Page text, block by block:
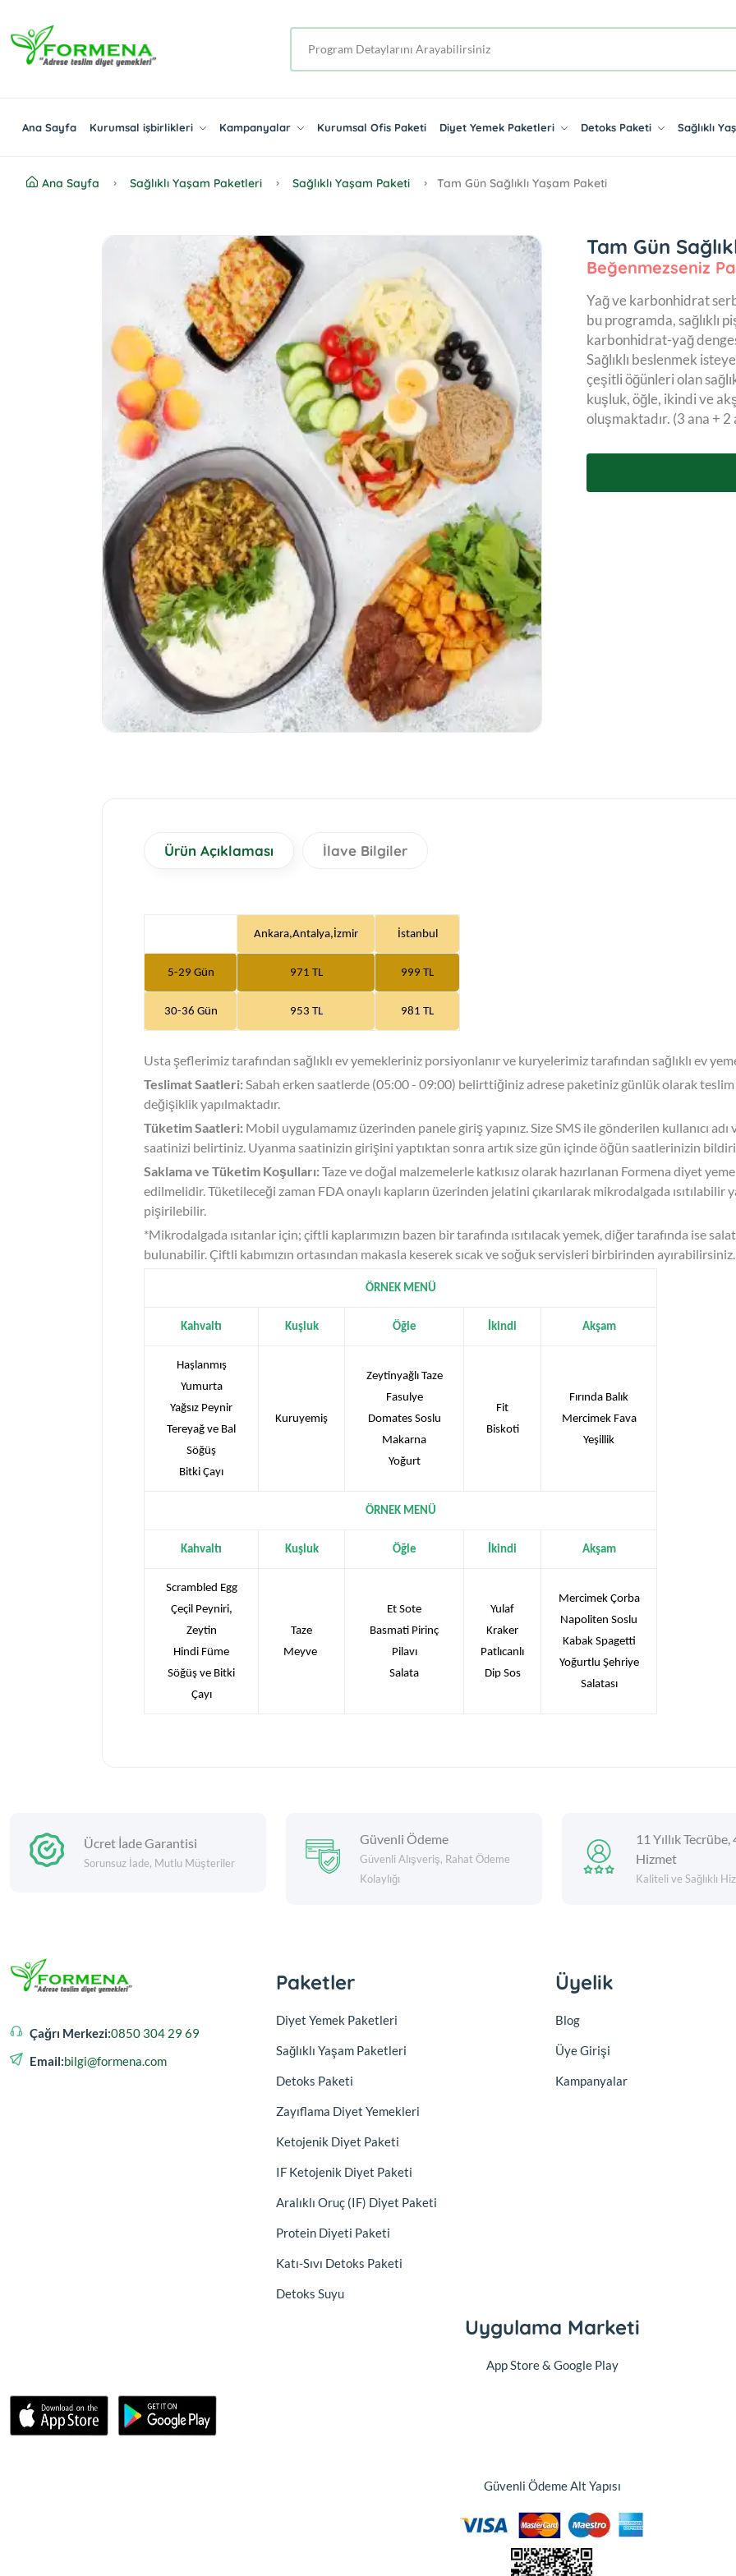
Ana Sayfa Kurumsal işbirlikleri Kampanyalar Kurumsal Ofis Paketi Diyet Yemek Paketleri Detoks Paketi Sağlıklı
Ana Sayfa Sağlıklı Yaşam Paketleri Sağlıklı Yaşam Paketi Tam Gün Sağlıklı Yaşam Paketi
Tam Gün
Beğenmezseniz
Yağ ve karbonhidrat
bu programda, sağlıklı
karbonhidrat-yağ
Sağlıklı beslenmek
çeşitli öğünleri olan
kuşluk, öğle, ikindi ve
oluşmaktadır. (3 ana +
Ürün Açıklaması İlave Bilgiler
Ankara,Antalya,İzmir İstanbul
5-29 Gün 971 TL 999 TL
30-36 Gün 953 TL 981 TL
Usta şeflerimiz tarafından sağlıklı ev yemekleriniz porsiyonlanır ve kuryelerimiz tarafından sağlıklı ev
Teslimat Saatleri: Sabah erken saatlerde (05:00 - 09:00) belirttiğiniz adrese paketiniz günlük olarak
değişiklik yapılmaktadır.
Tüketim Saatleri: Mobil uygulamamız üzerinden panele giriş yapınız. Size SMS ile gönderilen kullanıcı
saatinizi belirtiniz. Uyanma saatinizin girişini yaptıktan sonra artık size gün içinde öğün saatlerinizin
Saklama ve Tüketim Koşulları: Taze ve doğal malzemelerle katkısız olarak hazırlanan Formena diyet
edilmelidir. Tüketileceği zaman FDA onaylı kapların üzerinden jelatini çıkarılarak mikrodalgada ısıtılabilir
pişirilebilir.
*Mikrodalgada ısıtanlar için; çiftli kaplarımızın bazen bir tarafında ısıtılacak yemek, diğer tarafında ise
bulunabilir. Çiftli kabımızın ortasından makasla keserek sıcak ve soğuk servisleri birbirinden ayırabilirsiniz.
ÖRNEK MENÜ
Kahvaltı Kuşluk Öğle İkindi Akşam
Haşlanmış
Yumurta
Yağsız Peynir
Tereyağ ve Bal
Söğüş
Bitki Çayı
Kuruyemiş
Zeytinyağlı Taze
Fasulye
Domates Soslu
Makarna
Yoğurt
Fit
Biskoti
Fırında Balık
Mercimek Fava
Yeşillik
ÖRNEK MENÜ
Kahvaltı Kuşluk Öğle İkindi Akşam
Scrambled Egg
Çeçil Peyniri,
Zeytin
Hindi Füme
Söğüş ve Bitki
Çayı
Taze
Meyve
Et Sote
Basmati Pirinç
Pilavı
Salata
Yulaf
Kraker
Patlıcanlı
Dip Sos
Mercimek Çorba
Napoliten Soslu
Kabak Spagetti
Yoğurtlu Şehriye
Salatası
Ücret İade Garantisi
Sorunsuz İade, Mutlu Müşteriler
Güvenli Ödeme
Güvenli Alışveriş, Rahat Ödeme
Kolaylığı
11 Yıllık Tecrübe,
Hizmet
Kaliteli ve Sağlıklı
Çağrı Merkezi:0850 304 29 69
Email:bilgi@formena.com
Paketler
Diyet Yemek Paketleri
Sağlıklı Yaşam Paketleri
Detoks Paketi
Zayıflama Diyet Yemekleri
Ketojenik Diyet Paketi
IF Ketojenik Diyet Paketi
Aralıklı Oruç (IF) Diyet Paketi
Protein Diyeti Paketi
Katı-Sıvı Detoks Paketi
Detoks Suyu
Üyelik
Blog
Üye Girişi
Kampanyalar
Uygulama Marketi
App Store & Google Play
Güvenli Ödeme Alt Yapısı